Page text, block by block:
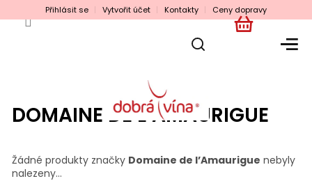
na
Přihlásit se Vytvořit účet Kontakty Ceny dopravy
NÁKUPNÍ
DOMAINE DE L’AMAURIGUE
Žádné produkty značky Domaine de l’Amaurigue nebyly
nalezeny...